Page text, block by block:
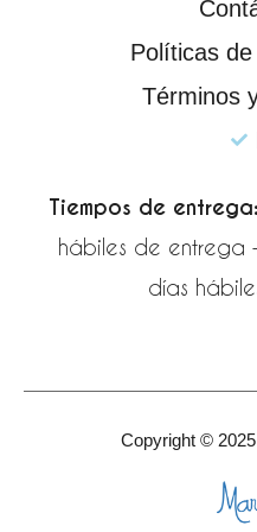
k
f
Políticas
Términos
Tiempos de entrega:
hábiles de entrega
días
Copyright ©